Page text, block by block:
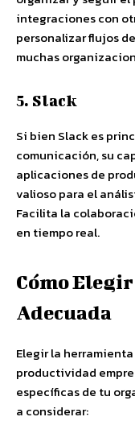
integraciones con
personalizar flujos
muchas
5. Slack
Si bien Slack es
comunicación, su
aplicaciones de
valioso para el
Facilita la
en tiempo real.
Cómo
Adecuada
Elegir la
productividad
específicas de tu
a considerar: